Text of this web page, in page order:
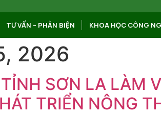
TƯ VẤN – PHẢN BIỆN KHOA HỌC CÔNG
2026
SƠN LA LÀM
TRIỂN NÔNG